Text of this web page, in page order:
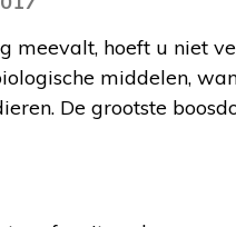
meevalt, hoeft u niet
middelen,
De grootste